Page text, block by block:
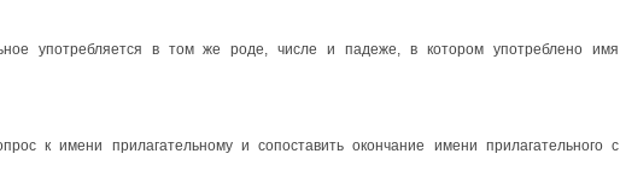
употребляется в том же роде, числе и падеже, в котором употреблено имя
к имени прилагательному и сопоставить окончание имени прилага­тельного с